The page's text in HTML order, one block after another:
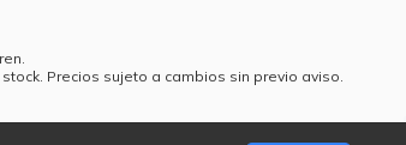
Precios sujeto a cambios sin previo aviso.